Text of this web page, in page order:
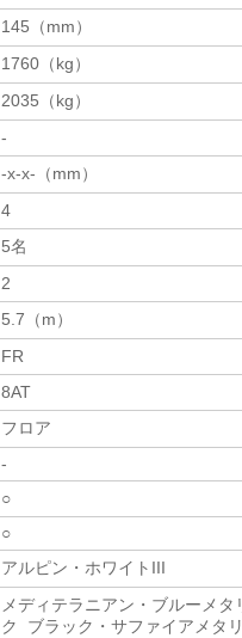
145（mm）
1760（kg）
2035（kg）
-
-x-x-（mm）
4
5名
2
5.7（m）
FR
8AT
フロア
-
○
○
アルピン・ホワイトIII
メディテラニアン・ブルーメタ
ク ブラック・サファイアメタ